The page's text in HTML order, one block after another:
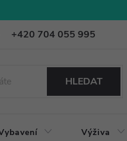
+420 704 055 995
HLEDAT
Výživa